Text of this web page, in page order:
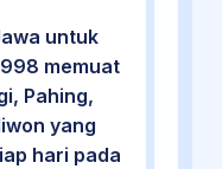
untuk
memuat
Pahing,
yang
hari pada